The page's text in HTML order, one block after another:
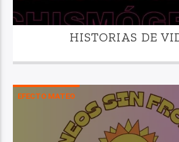
HISTORIAS DE
EFECTO MATEO